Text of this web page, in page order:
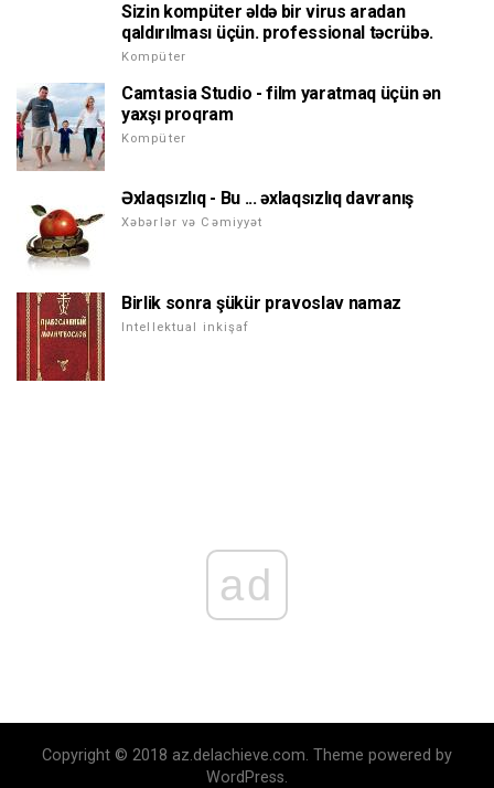
Sizin kompüter əldə bir virus aradan
qaldırılması üçün. professional təcrübə.
Kompüter
Camtasia Studio - film yaratmaq üçün ən
yaxşı proqram
Kompüter
Əxlaqsızlıq - Bu ... əxlaqsızlıq davranış
Xəbərlər və Cəmiyyət
Birlik sonra şükür pravoslav namaz
Intellektual inkişaf
ad
Copyright © 2018 az.delachieve.com. Theme powered by
WordPress.